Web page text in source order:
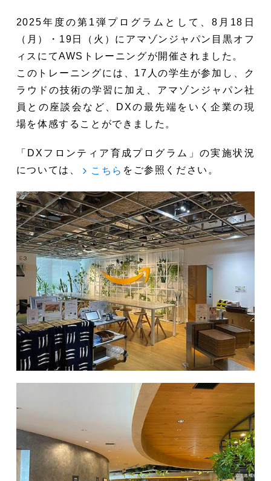
2025年度の第1弾プログラムとして、 8月18日
（月）・19日（火）にアマゾンジャパン目黒オフ
ィスにてAWSトレーニングが開催されました。
このトレーニングには、17人の学生が参加し、ク
ラウドの技術の学習に加え、アマゾンジャパン社
員との座談会など、DXの最先端をいく企業の現
場を体感することができました。
「DXフロンティア育成プログラム」の実施状況
については、
こちら をご参照ください。